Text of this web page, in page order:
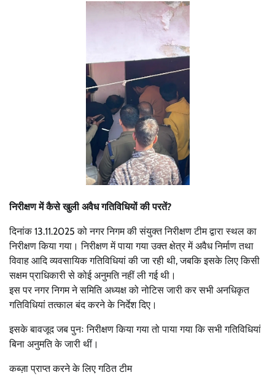
निरीक्षण में कैसे खुली अवैध गतिविधियों की परतें?
दिनांक 13.11.2025 को नगर निगम की संयुक्त निरीक्षण टीम द्वारा स्थल का
निरीक्षण किया गया। निरीक्षण में पाया गया उक्त क्षेत्र में अवैध निर्माण तथा
विवाह आदि व्यवसायिक गतिविधियां की जा रही थी, जबकि इसके लिए किसी
सक्षम प्राधिकारी से कोई अनुमति नहीं ली गई थी।
इस पर नगर निगम ने समिति अध्यक्ष को नोटिस जारी कर सभी अनधिकृत
गतिविधियां तत्काल बंद करने के निर्देश दिए।
इसके बावजूद जब पुनः निरीक्षण किया गया तो पाया गया कि सभी गतिविधियां
बिना अनुमति के जारी थीं।
कब्ज़ा प्राप्त करने के लिए गठित टीम